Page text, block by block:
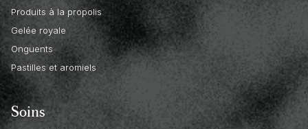
Produits à la propolis
Gelée royale
Onguents
Pastilles et aromiels
Soins